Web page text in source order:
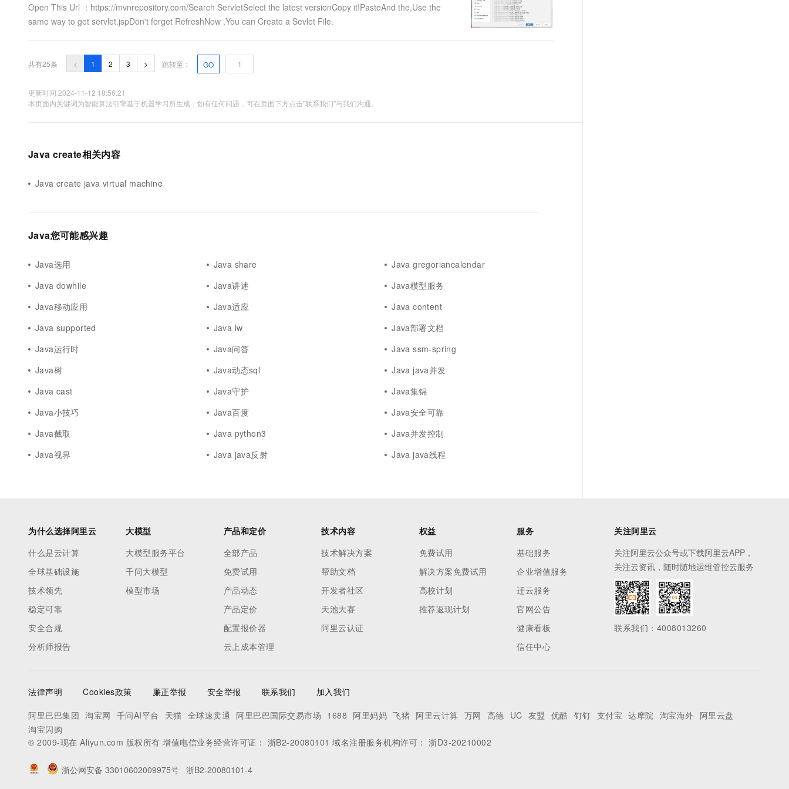
Open This Url ：https://mvnrepository.com/Search ServletSelect the latest versionCopy it!PasteAnd the,Use the
same way to get servlet.jspDon't forget RefreshNow ,You can Create a Sevlet File.
共有25条 < 1 2 3 > 跳转至： GO
更新时间 2024-11-12 18:56:21
本页面内关键词为智能算法引擎基于机器学习所生成，如有任何问题，可在页面下方点击"联系我们"与我们沟通。
Java create相关内容
Java create java virtual machine
Java您可能感兴趣
Java选用 Java share
Java gregoriancalendar
Java dowhile
Java讲述
Java模型服务
Java移动应用
Java适应
Java content
Java supported
Java lw
Java部署文档
Java运行时
Java问答
Java ssm-spring
Java树
Java动态sql
Java java并发
Java cast
Java守护
Java集锦
Java小技巧
Java百度
Java安全可靠
Java截取
Java python3
Java并发控制
Java视界
Java java反射 Java java线程
为什么选择阿里云
什么是云计算
全球基础设施
技术领先
稳定可靠
安全合规
分析师报告
大模型
大模型服务平台
千问大模型
模型市场
产品和定价
全部产品
免费试用
产品动态
产品定价
配置报价器
云上成本管理
技术内容
技术解决方案
帮助文档
开发者社区
天池大赛
阿里云认证
权益
免费试用
解决方案免费试用
高校计划
推荐返现计划
服务
基础服务
企业增值服务
迁云服务
官网公告
健康看板
信任中心
关注阿里云
关注阿里云公众号或下载阿里云APP，
关注云资讯，随时随地运维管控云服务
联系我们：4008013260
法律声明 Cookies政策 廉正举报 安全举报 联系我们
加入我们
阿里巴巴集团 淘宝网 千问AI平台 天猫 全球速卖通 阿里巴巴国际交易市场 1688 阿里妈妈 飞猪 阿里云计算 万网 高德 UC 友盟 优酷 钉钉 支付宝 达摩院 淘宝海外 阿里云盘
淘宝闪购
© 2009-现在 Aliyun.com 版权所有 增值电信业务经营许可证： 浙B2-20080101 域名注册服务机构许可： 浙D3-20210002
浙公网安备 33010602009975号 浙B2-20080101-4